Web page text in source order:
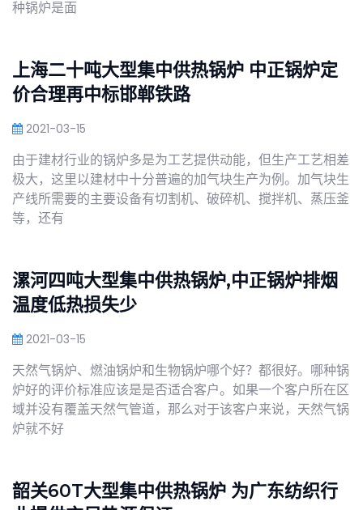
种锅炉是面
上海二十吨大型集中供热锅炉 中正锅炉定
价合理再中标邯郸铁路
2021-03-15
由于建材行业的锅炉多是为工艺提供动能，但生产工艺相差
极大，这里以建材中十分普遍的加气块生产为例。加气块生
产线所需要的主要设备有切割机、破碎机、搅拌机、蒸压釜
等，还有
漯河四吨大型集中供热锅炉,中正锅炉排烟
温度低热损失少
2021-03-15
天然气锅炉、燃油锅炉和生物锅炉哪个好？都很好。哪种锅
炉好的评价标准应该是是否适合客户。如果一个客户所在区
域并没有覆盖天然气管道，那么对于该客户来说，天然气锅
炉就不好
韶关60T大型集中供热锅炉 为广东纺织行